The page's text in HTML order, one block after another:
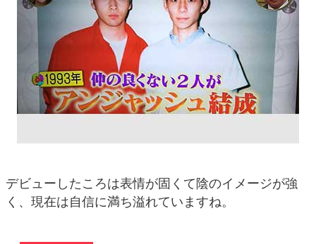
デビューしたころは表情が固くて陰のイメージが強
く、現在は自信に満ち溢れていますね。